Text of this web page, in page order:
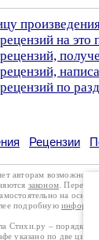
на это
по
Рецензии
авторам
законом .
на
подробную
Стихи.ру – порядка
указано по две